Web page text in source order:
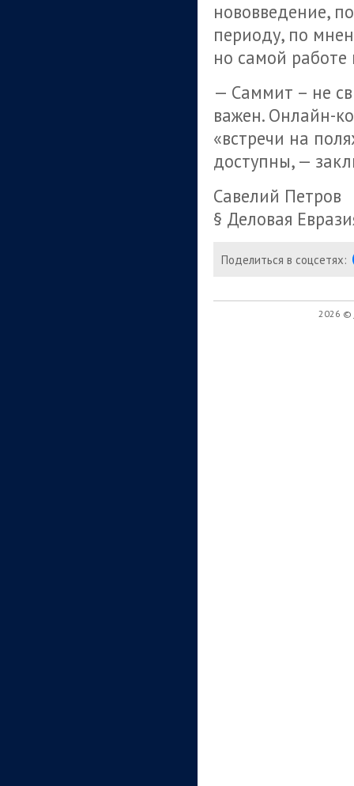
нововведение,
периоду, по
но самой работе
— Саммит – не
важен. Онлайн-
«встречи на
доступны, —
Савелий Петров
§ Деловая
Поделиться в соцсетях:
2026 ©